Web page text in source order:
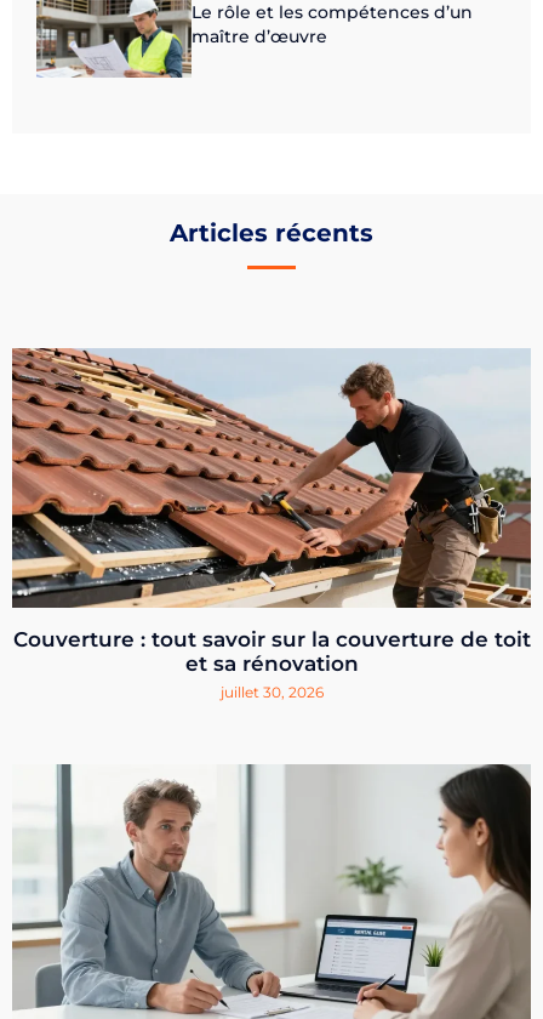
Le rôle et les compétences d’un
maître d’œuvre
Articles récents
Couverture : tout savoir sur la couverture de toit
et sa rénovation
juillet 30, 2026